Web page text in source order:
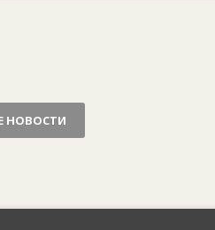
НОВОСТИ